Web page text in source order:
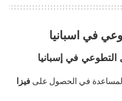
في اسبانيا
في إسبانيا
في الحصول علىفيزا